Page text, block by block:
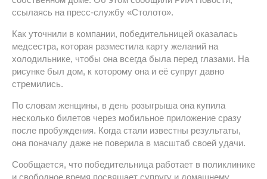
ссылаясь на пресс-службу «Столото».
Как уточнили в компании, победительницей оказалась
медсестра, которая разместила карту желаний на
холодильнике, чтобы она всегда была перед глазами. На
рисунке был дом, к которому она и её супруг давно
стремились.
По словам женщины, в день розыгрыша она купила
несколько билетов через мобильное приложение сразу
после пробуждения. Когда стали известны результаты,
она поначалу даже не поверила в масштаб своей удачи.
Сообщается, что победительница работает в поликлинике
и свободное время посвящает супругу и домашнему